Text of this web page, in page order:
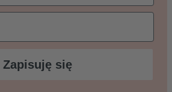
Zapisuję się